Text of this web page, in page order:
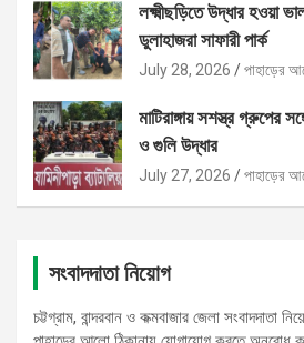
লক্ষ্মীছড়িতে উদ্ধার হওয়া
ডুলাহাজরা সাফারী পার্ক
July 28, 2026 পাহাড়ের
মাটিরাঙ্গায় সশস্ত্র গ্রুপের
ও গুলি উদ্ধার
July 27, 2026 পাহাড়ের
সংবাদদাতা নিয়োগ
চট্টগ্রাম, বান্দরবান ও কক্মবাজার জেলা সংবাদদাতা